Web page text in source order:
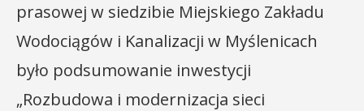
prasowej w siedzibie Miejskiego Zakładu
Wodociągów i Kanalizacji w Myślenicach
było podsumowanie inwestycji
„Rozbudowa i modernizacja sieci